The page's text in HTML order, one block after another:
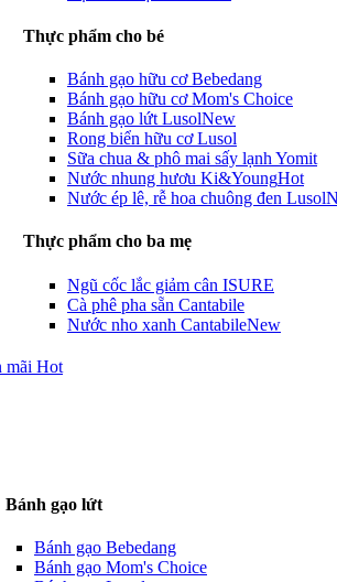
Thực phẩm cho bé
Bánh gạo hữu cơ Bebedang
Bánh gạo hữu cơ Mom's Choice
Bánh gạo lứt LusolNew
Rong biển hữu cơ Lusol
Sữa chua & phô mai sấy lạnh Yomit
Nước nhung hươu Ki&YoungHot
Nước ép lê, rễ hoa chuông đen Lusol
Thực phẩm cho ba mẹ
Ngũ cốc lắc giảm cân ISURE
Cà phê pha sẵn Cantabile
Nước nho xanh CantabileNew
mãi Hot
Bánh gạo lứt
Bánh gạo Bebedang
Bánh gạo Mom's Choice